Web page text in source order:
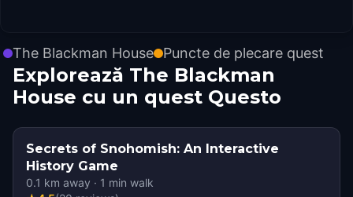
The Blackman House Puncte de plecare quest
Explorează The Blackman
House cu un quest Questo
Secrets of Snohomish: An Interactive
History Game
0.1 km away · 1 min walk